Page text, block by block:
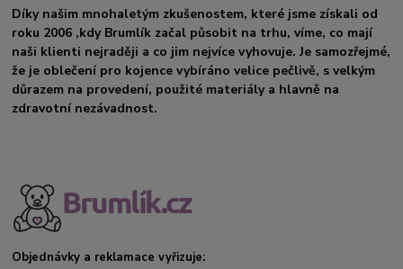
Díky našim mnohaletým zkušenostem, které jsme získali od
roku 2006 ,kdy Brumlík začal působit na trhu, víme, co mají
naši klienti nejraději a co jim nejvíce vyhovuje. Je samozřejmé,
že je oblečení pro kojence vybíráno velice pečlivě, s velkým
důrazem na provedení, použité materiály a hlavně na
zdravotní nezávadnost.
Objednávky a reklamace vyřizuje: